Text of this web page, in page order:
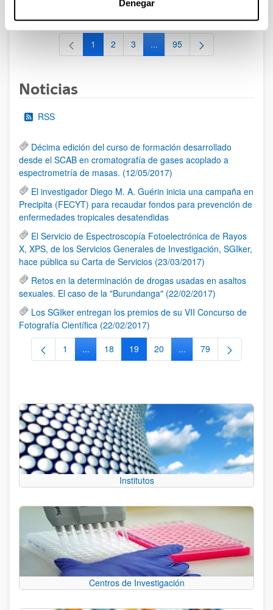
Denegar
al 30/07/2026 (ambos incluídos)
Página
1 Página
2 Página
3 ...Páginas intermedias Use TAB
Página
95
Noticias
RSS
Décima edición del curso de formación desarrollado
desde el SCAB en cromatografía de gases acoplado a
espectrometría de masas. (12/05/2017)
El investigador Diego M. A. Guérin inicia una campaña en
Precipita (FECYT) para recaudar fondos para prevención de
enfermedades tropicales desatendidas
El Servicio de Espectroscopía Fotoelectrónica de Rayos
X, XPS, de los Servicios Generales de Investigación, SGIker,
hace pública su Carta de Servicios (23/03/2017)
Retos en la determinación de drogas usadas en asaltos
sexuales. El caso de la "Burundanga" (22/02/2017)
Los SGIker entregan los premios de su VII Concurso de
Fotografía Científica (22/02/2017)
Página
1 ...Páginas intermedias Use TAB para desplazarse.
Página
18 Página
19 Página
20 ...Páginas intermedias
Página
79
Institutos
Centros de Investigación